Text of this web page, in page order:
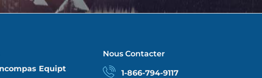
Equipt
Nous Contacter
1-866-794-9117